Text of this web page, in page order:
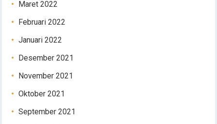
Maret 2022
Februari 2022
Januari 2022
Desember 2021
November 2021
Oktober 2021
September 2021